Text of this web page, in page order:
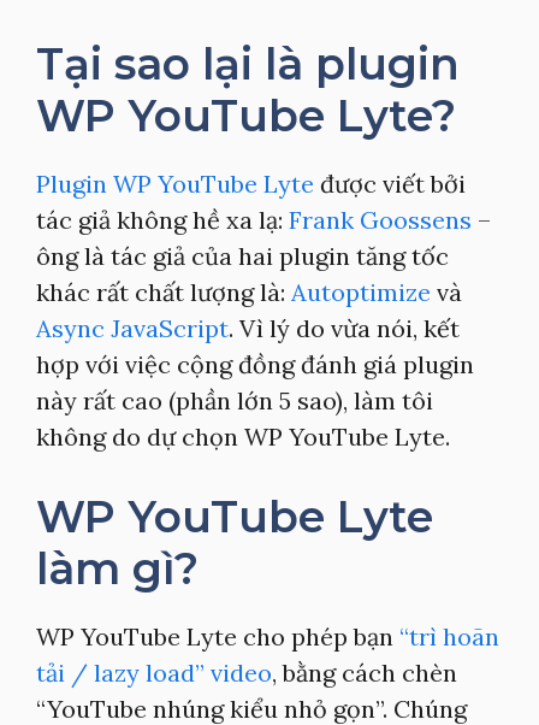
Tại sao lại là plugin
WP YouTube Lyte?
Plugin WP YouTube Lyte được viết bởi
tác giả không hề xa lạ: Frank Goossens –
ông là tác giả của hai plugin tăng tốc
khác rất chất lượng là: Autoptimize và
Async JavaScript. Vì lý do vừa nói, kết
hợp với việc cộng đồng đánh giá plugin
này rất cao (phần lớn 5 sao), làm tôi
không do dự chọn WP YouTube Lyte.
WP YouTube Lyte
làm gì?
WP YouTube Lyte cho phép bạn “trì hoãn
tải / lazy load” video, bằng cách chèn
“YouTube nhúng kiểu nhỏ gọn”. Chúng